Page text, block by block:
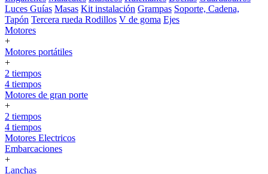
Luces Guías Masas Kit instalación Grampas Soporte, Cadena,
Tapón Tercera rueda Rodillos V de goma Ejes
Motores
+
Motores portátiles
+
2 tiempos
4 tiempos
Motores de gran porte
+
2 tiempos
4 tiempos
Motores Electricos
Embarcaciones
+
Lanchas